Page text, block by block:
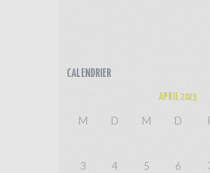
CALENDRIER
APRIL 2023
M D M D
3
4 5 6